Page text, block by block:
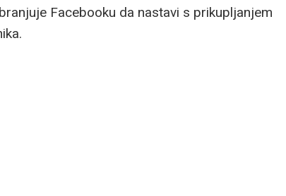
Facebooku da nastavi s prikupljanjem